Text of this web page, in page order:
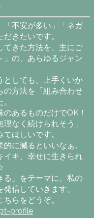
「不安が多い」「ネガ
きたいです。
てきた方法を、主にご
」の、あらゆるジャン
としても、上手くいか
方法を「組み合わせ
あるものだけでOK！
なく続けられそう」
ほしいです。
に減るといいなぁ。
イキ、幸せに生きられ
る」をテーマに、私の
信していきます。
らをどうぞ。
profile